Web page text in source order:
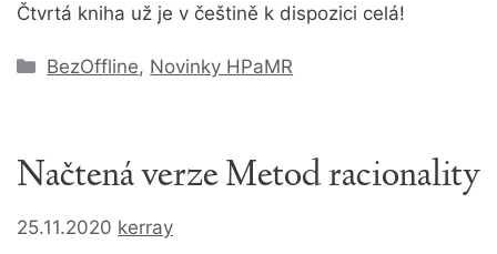
Čtvrtá kniha už je v češtině k dispozici celá!
Rubriky
BezOffline, Novinky HPaMR
Načtená verze Metod racionality
25.11.2020 kerray